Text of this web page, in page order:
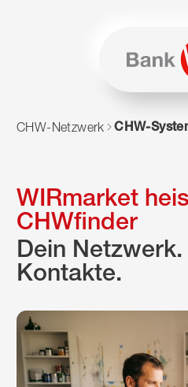
Zum Navigieren dieser Seite
CHW-Netzwerk CHW-
WIRmarket
CHWfinder
Dein Netzwerk.
Kontakte.